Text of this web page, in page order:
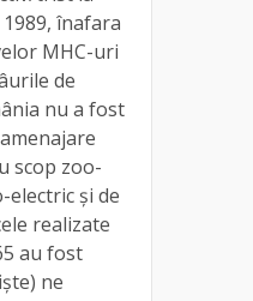
înafara
MHC-uri
de
nu a fost
scop zoo-
și de
realizate
au fost
ne